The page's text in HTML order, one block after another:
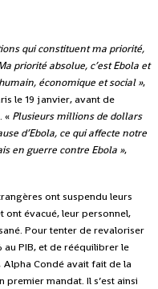
qui constituent ma priorité,
priorité absolue, c’est Ebola et
économique et social »,
le 19 janvier, avant de
« Plusieurs millions de dollars
d’Ebola, ce qui affecte notre
en guerre contre Ebola »,
ont suspendu leurs
ont évacué, leur personnel,
Pour tenter de revaloriser
PIB, et de rééquilibrer le
Condé avait fait de la
mandat. Il s’est ainsi